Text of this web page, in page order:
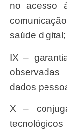
no acesso
saúde digital;
IX – garantia do uso seguro da informação,
dados
X – conjugação dos recursos financeiros,